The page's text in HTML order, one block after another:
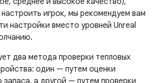
игрок, мы рекомендуем вам
настройки вместо уровней Unreal
два метода проверки тепловых
один — путем оценки